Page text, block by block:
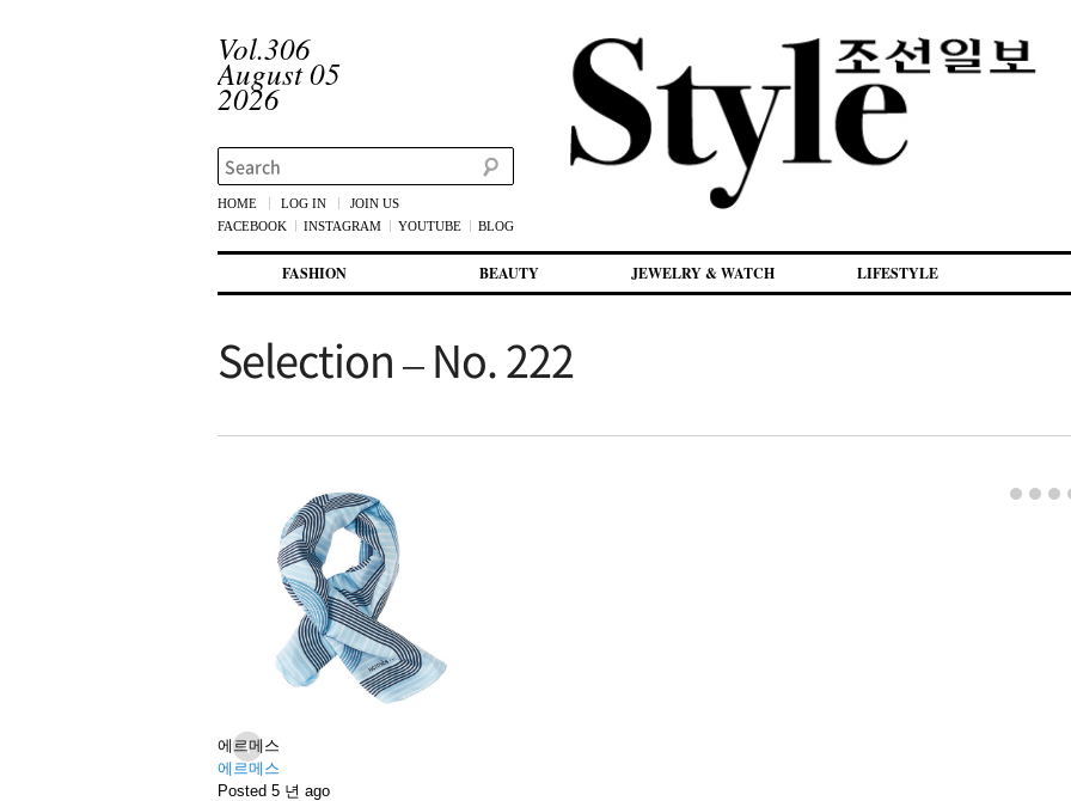
Vol.306
August 05
2026
Search
HOME LOG IN
JOIN US
FACEBOOK
INSTAGRAM YOUTUBE BLOG
첫번째 컨텐츠로 뛰어넘기
두번째 컨텐츠로 뛰어넘기
FASHION BEAUTY JEWELRY & WATCH LIFESTYLE
Selection – No. 222
에르메스
에르메스
Posted 5 년 ago
Previous